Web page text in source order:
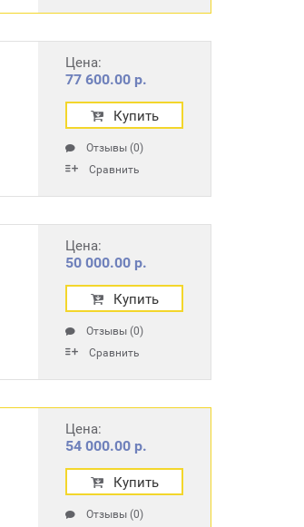
Цена:
77 600.00 р.
Купить
Отзывы (0)
Сравнить
Цена:
50 000.00 р.
Купить
Отзывы (0)
Сравнить
Цена:
54 000.00 р.
Купить
Отзывы (0)